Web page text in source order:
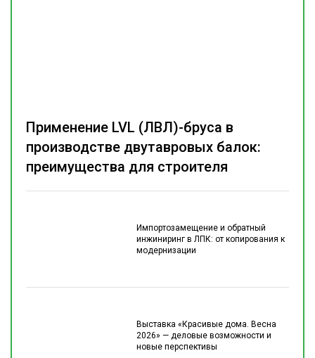
Импортозамещение и обратный
инжиниринг в ЛПК: от копирования к
модернизации
Выставка «Красивые дома. Весна
2026» — деловые возможности и
новые перспективы
Применение LVL (ЛВЛ)-бруса в
производстве двутавровых балок:
преимущества для строителя